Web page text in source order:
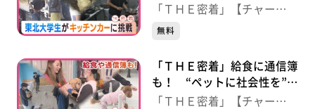
学４年生がキッチンカーに挑
「ＴＨＥ密着」【チャー
ジ！】
無料
「ＴＨＥ密着」給食に通信簿
も！ “ペットに社会性を”
独自のサービスが人気のドッ
「ＴＨＥ密着」【チャー